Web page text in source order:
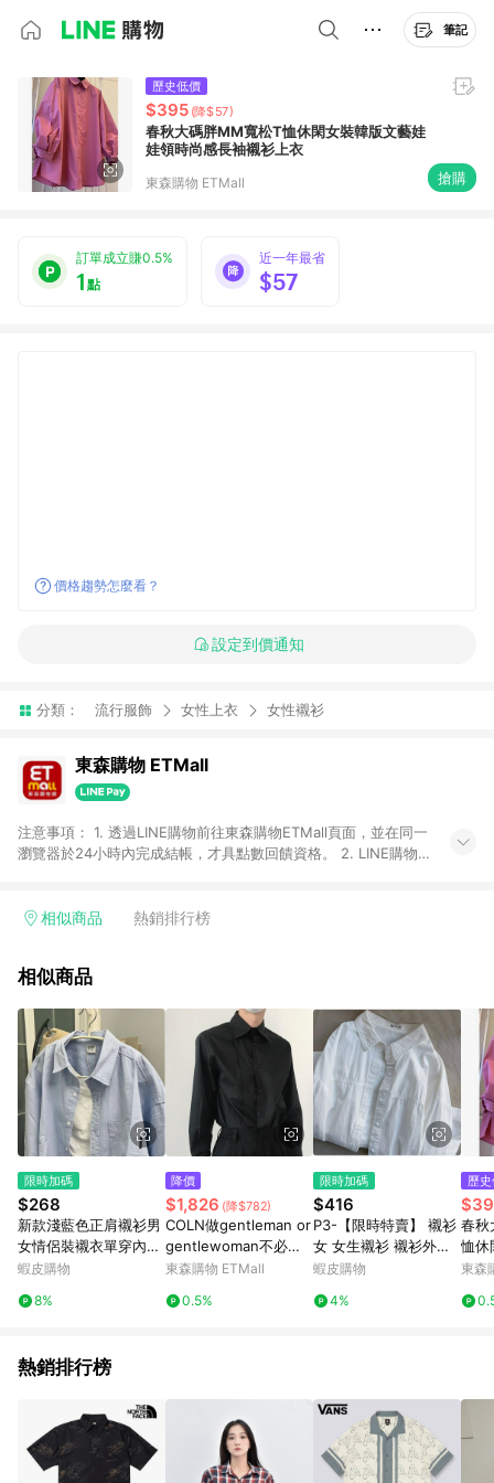
筆記
歷史低價
$395 (降$57)
春秋大碼胖MM寬松T恤休閑女裝韓版文藝娃
娃領時尚感長袖襯衫上衣
東森購物 ETMall 搶購
訂單成立賺0.5%
1點
近一年最省
$57
價格趨勢怎麼看？
設定到價通知
分類： 流行服飾 女性上衣 女性襯衫
東森購物 ETMall
注意事項： 1. 透過LINE購物前往東森購物ETMall頁面，並在同一
瀏覽器於24小時內完成結帳，才具點數回饋資格。 2. LINE購物
單，皆不在點數回饋範圍內。 3. 如購買以下類別商品，將無法獲
球嚴選、商城、專案商品、「草莓網」全館商品。 4. 如取消訂
回饋。 5. 點數回饋會扣除所有折扣優惠後之最終發票金額計算，
實際回饋請依LINE購物通知為主。 6. 訂單如有使用東森購物
ETMall站內之折扣優惠(包含但不限於東森幣、樂透金、東森現金
券等)，不具點數回饋資格。詳細請依東森購物ETMall之結帳頁面
顯示為準。 7. LINE購物設有「單一商品最高回饋點數」機制(特
殊活動時開放「回饋無上限」)，以同一訂單中同一商品不論件數
計算，並依訂單成立時間當下LINE購物所設定的回饋機制為準。
如顯示之商品規格、顏色、價位、贈品與東森購物ETMall銷售網
頁不符，以銷售網頁標示為準。 9. 若有贈點爭議，請務必於訂單
日期+180天以內至LINE購物客服洽詢；若超過180天(含)以上進
行申訴，恕無法贈點回饋。 10. 部分點數紅包僅限指定商品使
用，或不適用於無回饋商品。各點數紅包之適用商品與使用條件
請依點數紅包頁面規則為準。
相似商品 熱銷排行榜
相似商品
限時加碼
$268
新款淺藍色正肩襯衫男
女情侶裝襯衣單穿內搭
長袖上衣春季外套
蝦皮購物
8%
降價
$1,826 (降$782)
COLN做gentleman or
gentlewoman不必是
英國人 1件疊門襟襯衫
東森購物 ETMall
0.5%
限時加碼
$416
P3-【限時特賣】 襯衫
女 女生襯衫 襯衫外套
防曬外套 韓版襯衫 森
內搭疊穿百搭顯瘦小個
蝦皮購物
4%
歷
春秋
恤休
娃領
東森
熱銷排行榜